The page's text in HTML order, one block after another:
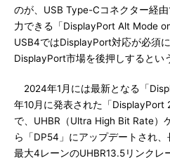
のが、USB Type-Cコネクター経
力できる「DisplayPort Alt Mode
USB4ではDisplayPort対応が必須
DisplayPort市場を後押しするとい
2024年1月には最新となる「
年10月に発表された「DisplayPort
で、UHBR（Ultra High Bit Rate）
ら「DP54」にアップデートされ
最大4レーンのUHBR13.5リンク